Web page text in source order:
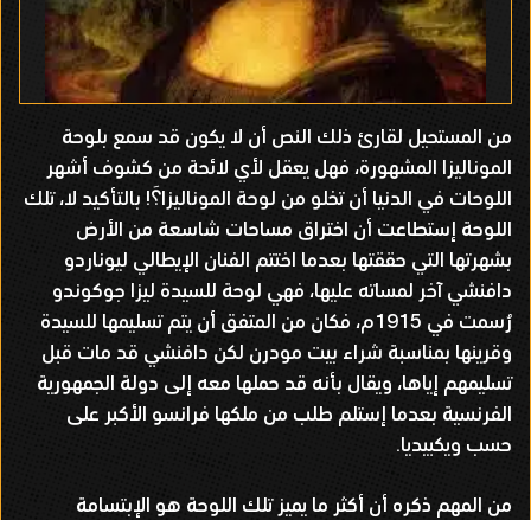
من المستحيل لقارئ ذلك النص أن لا يكون قد سمع بلوحة
الموناليزا المشهورة، فهل يعقل لأي لائحة من كشوف أشهر
اللوحات في الدنيا أن تخلو من لوحة الموناليزا؟َ! بالتأكيد لا، تلك
اللوحة إستطاعت أن اختراق مساحات شاسعة من الأرض
بشهرتها التي حققتها بعدما اختتم الفنان الإيطالي ليوناردو
دافنشي آخر لمساته عليها، فهي لوحة للسيدة ليزا جوكوندو
رُسمت في 1915م، فكان من المتفق أن يتم تسليمها للسيدة
وقرينها بمناسبة شراء بيت مودرن لكن دافنشي قد مات قبل
تسليمهم إياها، ويقال بأنه قد حملها معه إلى دولة الجمهورية
الفرنسية بعدما إستلم طلب من ملكها فرانسو الأكبر على
حسب ويكبيديا.
من المهم ذكره أن أكثر ما يميز تلك اللوحة هو الإبتسامة